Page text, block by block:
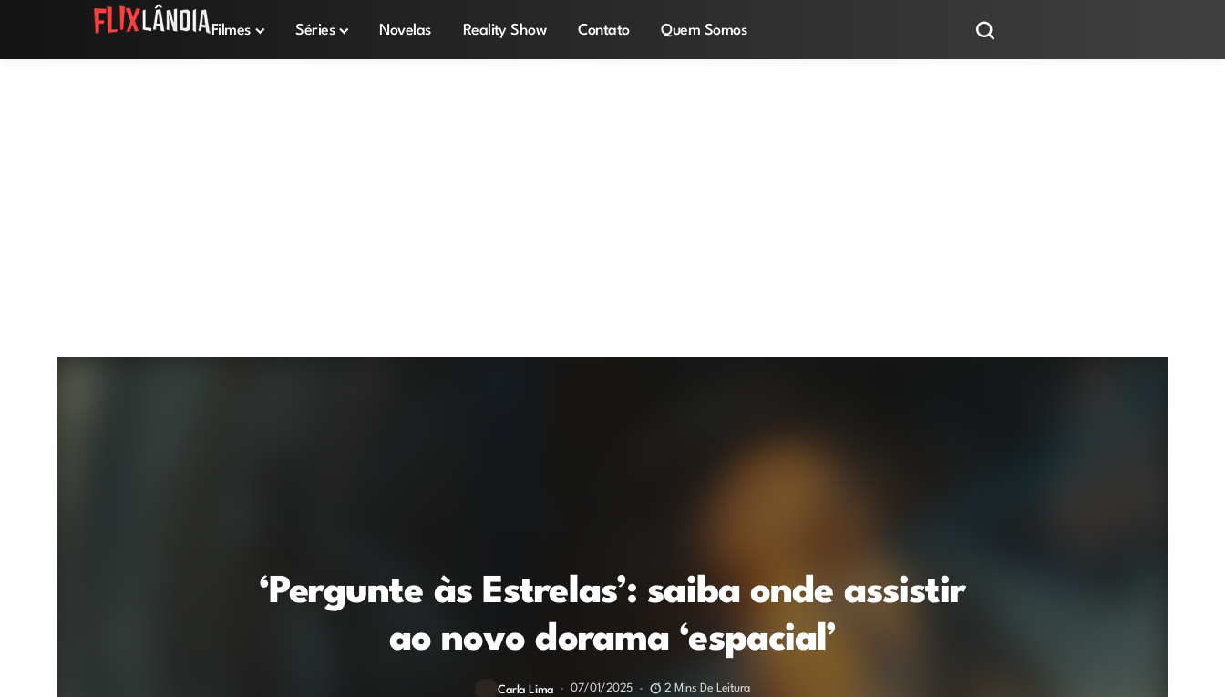
Filmes Séries Novelas Reality Show Contato Quem Somos
‘Pergunte às Estrelas’: saiba onde assistir
ao novo dorama ‘espacial’
Carla Lima 07/01/2025 2 Mins De Leitura